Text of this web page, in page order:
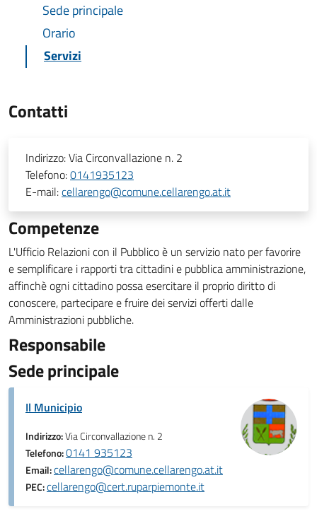
Sede principale
Orario
Servizi
Contatti
Indirizzo:Via Circonvallazione n. 2
Telefono:0141935123
E-mail:cellarengo@comune.cellarengo.at.it
Competenze
L'Ufficio Relazioni con il Pubblico è un servizio nato per favorire
e semplificare i rapporti tra cittadini e pubblica amministrazione,
affinchè ogni cittadino possa esercitare il proprio diritto di
conoscere, partecipare e fruire dei servizi offerti dalle
Amministrazioni pubbliche.
Responsabile
Sede principale
Il Municipio
Indirizzo:Via Circonvallazione n. 2
Telefono:0141 935123
Email:cellarengo@comune.cellarengo.at.it
PEC:cellarengo@cert.ruparpiemonte.it